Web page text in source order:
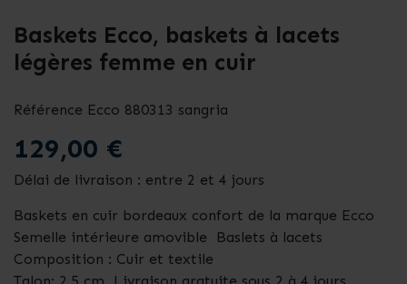
Baskets Ecco, baskets à lacets
légères femme en cuir
Référence Ecco 880313 sangria
129,00 €
Délai de livraison : entre 2 et 4 jours
Baskets en cuir bordeaux confort de la marque Ecco
Semelle intérieure amovible Baslets à lacets
Composition : Cuir et textile